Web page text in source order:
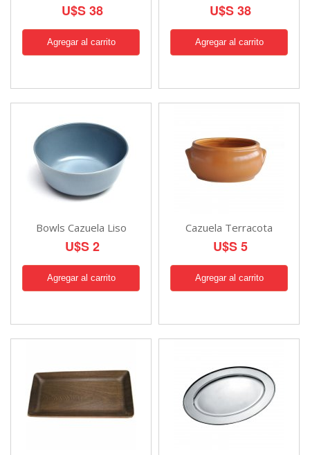
U$S 38 U$S 38
Bowls Cazuela Liso
U$S 2
Cazuela Terracota
U$S 5